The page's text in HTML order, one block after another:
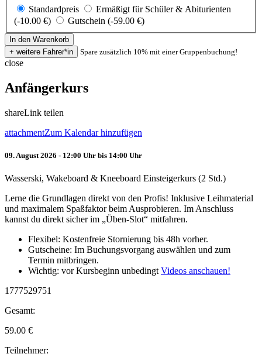
Standardpreis
Ermäßigt für Schüler & Abiturienten
(-10.00 €)
Gutschein (-59.00 €)
Spare zusätzlich 10% mit einer Gruppenbuchung!
close
Anfängerkurs
shareLink teilen
attachmentZum Kalendar hinzufügen
09. August 2026 - 12:00 Uhr bis 14:00 Uhr
Wasserski, Wakeboard & Kneeboard Einsteigerkurs (2 Std.)
Lerne die Grundlagen direkt von den Profis! Inklusive Leihmaterial
und maximalem Spaßfaktor beim Ausprobieren. Im Anschluss
kannst du direkt sicher im „Üben-Slot“ mitfahren.
Flexibel: Kostenfreie Stornierung bis 48h vorher.
Gutscheine: Im Buchungsvorgang auswählen und zum
Termin mitbringen.
Wichtig: vor Kursbeginn unbedingt Videos anschauen!
1777529751
Gesamt:
59.00 €
Teilnehmer: